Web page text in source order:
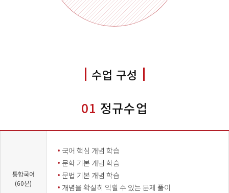
수업 구성
01 정규수업
통합국어
(60분)
국어 핵심 개념 학습
문학 기본 개념 학습
문법 기본 개념 학습
개념을 확실히 익힐 수 있는 문제 풀이